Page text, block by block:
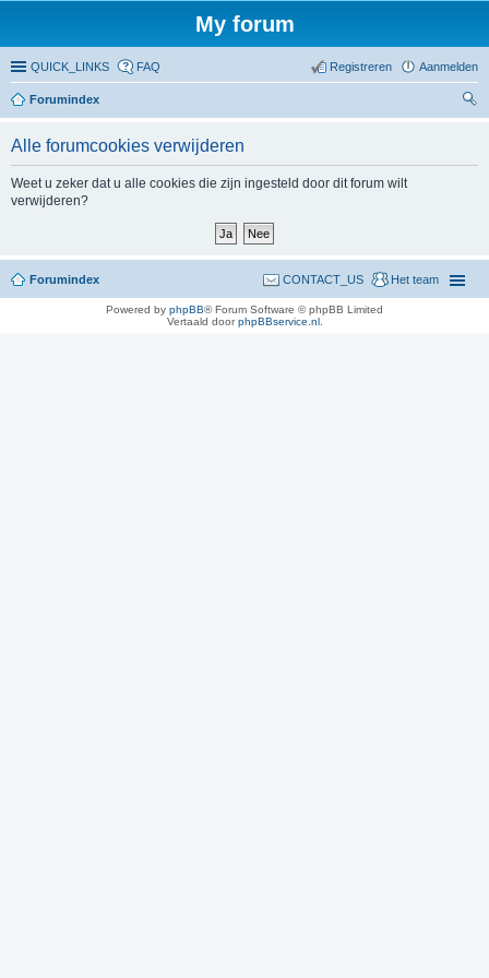
My forum
QUICK_LINKS FAQ Aanmelden
Registreren
Forumindex
Alle forumcookies verwijderen
Weet u zeker dat u alle cookies die zijn ingesteld door dit forum wilt
verwijderen?
Forumindex Het team
CONTACT_US
Powered by phpBB® Forum Software © phpBB Limited
Vertaald doorphpBBservice.nl.